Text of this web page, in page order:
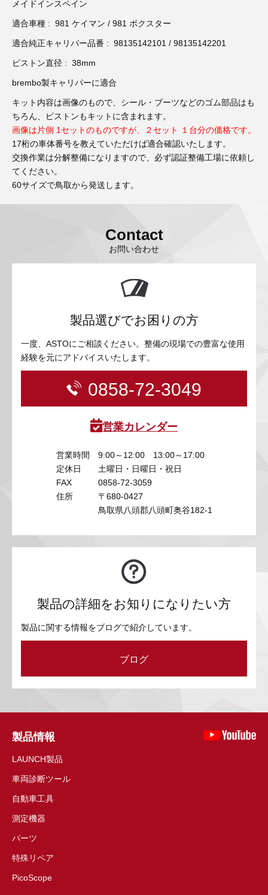
メイドインスペイン
適合車種 : 981 ケイマン / 981 ボクスター
適合純正キャリパー品番 : 98135142101 / 98135142201
ピストン直径 : 38mm
brembo製キャリパーに適合
キット内容は画像のもので、シール・ブーツなどのゴム部品はも
ちろん、ピストンもキットに含まれます。
画像は片側 1セットのものですが、２セット １台分の価格です。
17桁の車体番号を教えていただけば適合確認いたします。
交換作業は分解整備になりますので、必ず認証整備工場に依頼し
てください。
60サイズで鳥取から発送します。
Contact
お問い合わせ
製品選びでお困りの方
一度、ASTOにご相談ください。整備の現場での豊富な使用
経験を元にアドバイスいたします。
0858-72-3049
営業カレンダー
営業時間
9:00～12:00 13:00～17:00
定休日
土曜日・日曜日・祝日
FAX
0858-72-3059
住所
〒680-0427
鳥取県八頭郡八頭町奥谷182-1
製品の詳細をお知りになりたい方
製品に関する情報をブログで紹介しています。
ブログ
製品情報
LAUNCH製品
車両診断ツール
自動車工具
測定機器
パーツ
特殊リペア
PicoScope